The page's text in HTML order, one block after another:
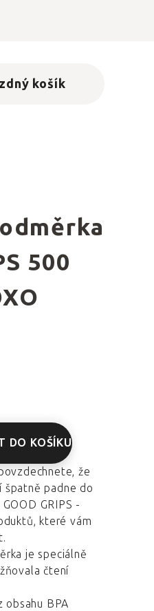
Nákupní košík
košík
500
DO KOŠÍKU
že
špatně padne do
GRIPS -
které vám
je speciálně
čtení
BPA